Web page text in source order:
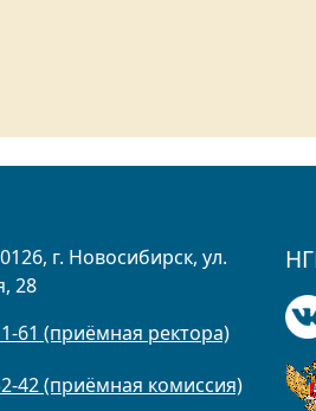
г. Новосибирск, ул.
28
61 (приёмная ректора)
42 (приёмная комиссия)